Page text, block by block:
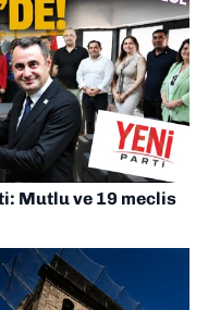
Mutlu ve 19 meclis